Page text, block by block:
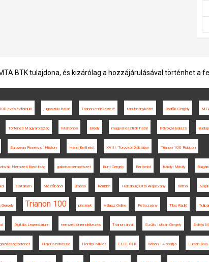
BTK tulajdona, és kizárólag a hozzájárulásával történhet a
éves évforduló jugoszláv határ Trianon emlékezete tanulmánykötet Bödők Gergely
Történeti Magyarország Martonos Erdély magyar-osztrák határ Pálvölgyi Balázs
European Review of History Henri Berthelot XVIII. Torockói Diáktábor Trianon 100 Rubicon
Nemzeti Bizottság gabonacsempészet Kunt Gergely Berthelot Károlyi Mihály
statárium Mezőbánd Brassó Korridor Habsburg Ottó Alapítvány Róma
Gergely Trianon 100 pincérek Válasz Online Petrozsény Tilos Rádió
Digitális Legendárium nemzeti önrendelkezés Trianon árvái Szűts István Gergely Erdélyi
gazdaságtörténet Hajdúszoboszló Horthy Miklós ELTE BTK Wilson 14 pontja Lucian Boia